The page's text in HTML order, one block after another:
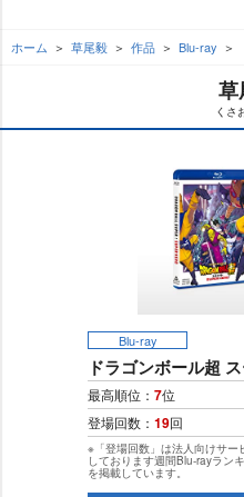
ホーム 草尾毅 作品 Blu-ray
草
くさ
Blu-ray
ドラゴンボール超
最高順位： 7位
登場回数： 19回
※「登場回数」は法人向けサー
しております週間Blu-rayラン
を掲載しています。